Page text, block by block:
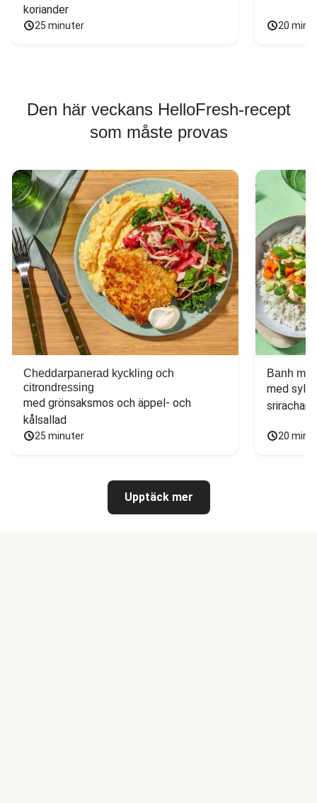
koriander
25 minuter 20
Den här veckans HelloFresh-recept
som måste provas
Cheddarpanerad kyckling och
citrondressing
med grönsaksmos och äppel- och
kålsallad
25 minuter
Banh mi-
med
20
Upptäck mer